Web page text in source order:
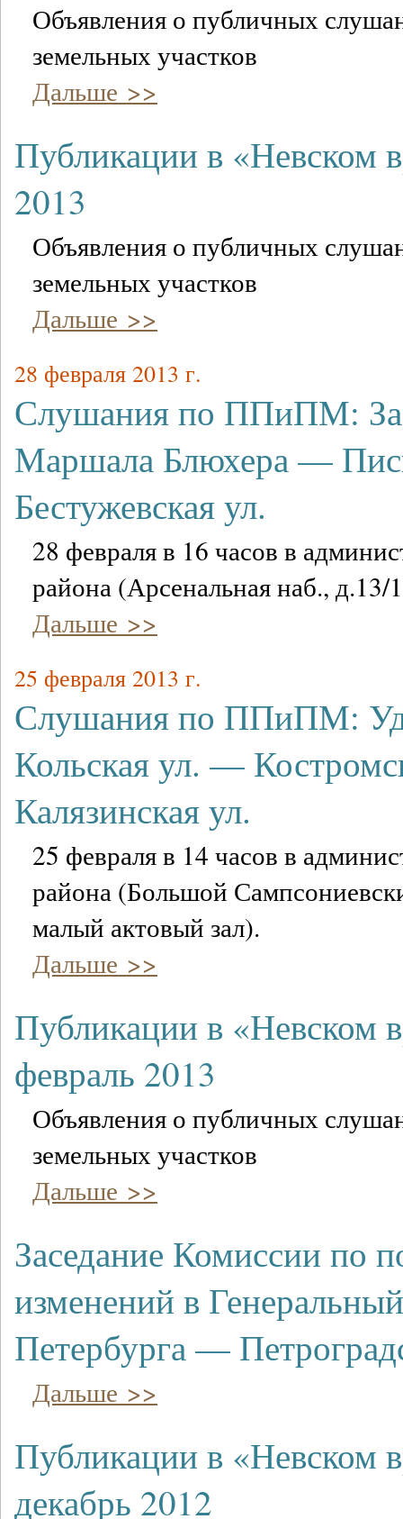
Объявления о публичных
земельных участков
Дальше >>
Публикации в «Невском
2013
Объявления о публичных
земельных участков
Дальше >>
28 февраля 2013 г.
Слушания по ППиПМ:
Маршала Блюхера —
Бестужевская ул.
28 февраля в 16 часов в
района (Арсенальная наб.,
Дальше >>
25 февраля 2013 г.
Слушания по ППиПМ:
Кольская ул. —
Калязинская ул.
25 февраля в 14 часов в
района (Большой
малый актовый зал).
Дальше >>
Публикации в «Невском
февраль 2013
Объявления о публичных
земельных участков
Дальше >>
Заседание Комиссии по
изменений в
Петербурга —
Дальше >>
Публикации в «Невском
декабрь 2012